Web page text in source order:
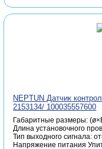
NEPTUN Датчик
2153134/ 100035557600
Габаритные размеры:
Длина установочного
Тип выходного сигнала:
Напряжение питания